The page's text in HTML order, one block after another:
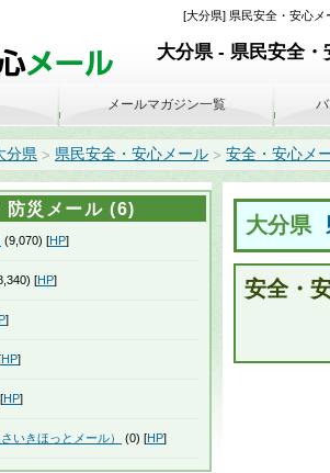
[大分県] 県民安全・安心
大分県 - 県民安全・
分県 > 県民安全・安心メール > 安全・安心メ
大分県
安全・
メールマガジン一覧
防災メール (6)
(9,070) [HP]
[HP]
]
HP]
HP]
いきほっとメール） (0) [HP]